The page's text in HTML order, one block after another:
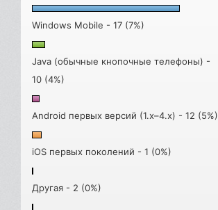
Windows Mobile - 17 (7%)
Java (обычные кнопочные телефоны) -
10 (4%)
Android первых версий (1.x–4.x) - 12 (5%)
iOS первых поколений - 1 (0%)
Другая - 2 (0%)